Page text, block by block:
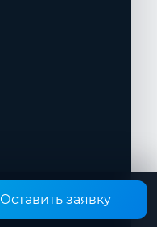
Оставить заявку